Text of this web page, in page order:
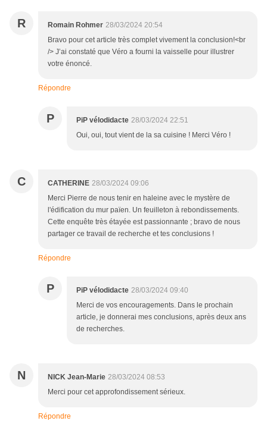
R Romain Rohmer 28/03/2024 20:54
Bravo pour cet article très complet vivement la conclusion!<br
/> J’ai constaté que Véro a fourni la vaisselle pour illustrer
votre énoncé.
Répondre
P PiP vélodidacte 28/03/2024 22:51
Oui, oui, tout vient de la sa cuisine ! Merci Véro !
C CATHERINE 28/03/2024 09:06
Merci Pierre de nous tenir en haleine avec le mystère de
l'édification du mur païen. Un feuilleton à rebondissements.
Cette enquête très étayée est passionnante ; bravo de nous
partager ce travail de recherche et tes conclusions !
Répondre
P PiP vélodidacte 28/03/2024 09:40
Merci de vos encouragements. Dans le prochain
article, je donnerai mes conclusions, après deux ans
de recherches.
N NICK Jean-Marie 28/03/2024 08:53
Merci pour cet approfondissement sérieux.
Répondre